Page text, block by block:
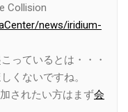
Collision
news/iridium-
っているとは・・・
くないですね。
されたい方はまず会